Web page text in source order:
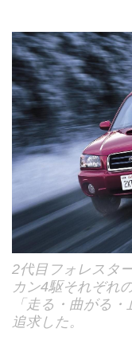
2代目フォレスタ
カン4駆それぞれ
「走る・曲がる
追求した。